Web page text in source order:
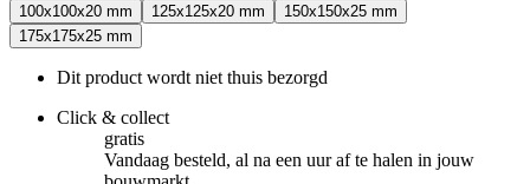
100x100x20 mm 125x125x20 mm
150x150x25 mm
175x175x25 mm
Dit product wordt niet thuis bezorgd
Click & collect
gratis
Vandaag besteld, al na een uur af te halen in jouw